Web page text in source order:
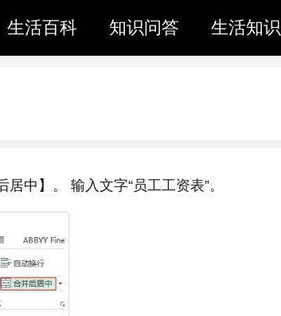
生活百科 知识问答 生活知识
中】。 输入文字“员工工资表”。